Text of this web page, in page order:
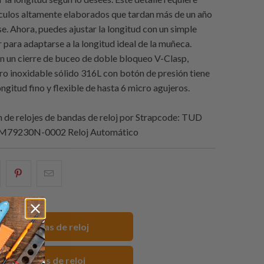
altamente elaborados que tardan más de un año
Ahora, puedes ajustar la longitud con un simple
adaptarse a la longitud ideal de la muñeca.
un cierre de buceo de doble bloqueo V-Clasp,
inoxidable sólido 316L con botón de presión tiene
fino y flexible de hasta 6 micro agujeros.
relojes de bandas de reloj porStrapcode: TUD
0002 Reloj Automático
Compartir
en
Pinterest
friend
Correas de reloj
Correas de reloj